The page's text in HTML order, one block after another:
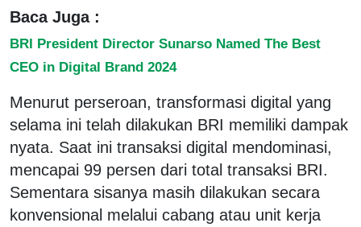
Baca Juga :
BRI President Director Sunarso Named The Best
CEO in Digital Brand 2024
Menurut perseroan, transformasi digital yang
selama ini telah dilakukan BRI memiliki dampak
nyata. Saat ini transaksi digital mendominasi,
mencapai 99 persen dari total transaksi BRI.
Sementara sisanya masih dilakukan secara
konvensional melalui cabang atau unit kerja